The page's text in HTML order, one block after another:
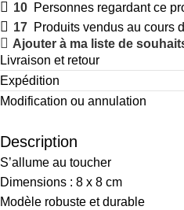
10 Personnes regardant ce
17 Produits vendus au cours
Ajouter à ma liste de
Livraison et retour
Expédition
Modification ou annulation
Description
S’allume au toucher
Dimensions : 8 x 8 cm
Modèle robuste et durable